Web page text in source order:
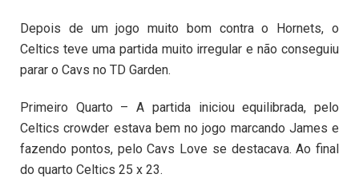
Depois de um jogo muito bom contra o Hornets, o
Celtics teve uma partida muito irregular e não conseguiu
parar o Cavs no TD Garden.
Primeiro Quarto – A partida iniciou equilibrada, pelo
Celtics crowder estava bem no jogo marcando James e
fazendo pontos, pelo Cavs Love se destacava. Ao final
do quarto Celtics 25 x 23.